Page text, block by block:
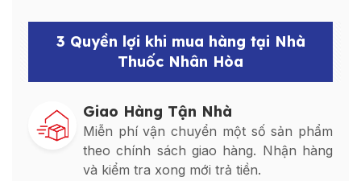
3 Quyền lợi khi mua hàng tại Nhà
Thuốc Nhân Hòa
Giao Hàng Tận Nhà
Miễn phí vận chuyển một số sản phẩm
theo chính sách giao hàng. Nhận hàng
và kiểm tra xong mới trả tiền.